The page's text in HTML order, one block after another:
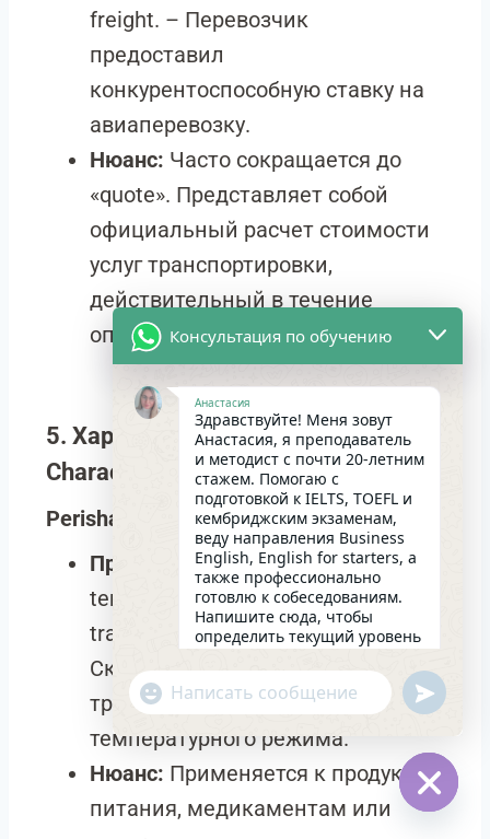
freight. – Перевозчик
предоставил
конкурентоспособную ставку на
авиаперевозку.
Нюанс: Часто сокращается до
«quote». Представляет собой
официальный расчет стоимости
услуг транспортировки,
действительный в течение
определенного времени.
5. Характеристики груза (Cargo
Characteristics)
Perishable
(Скоропортящийся)
Пример:
Perishable goods require
temperature-controlled
transportation. –
Скоропортящиеся грузы требуют
транспортировки с соблюдением
температурного режима.
Нюанс: Применяется к продуктам
питания, медикаментам или
Консультация по обучению
Анастасия
Здравствуйте! Меня зовут
Анастасия, я преподаватель
и методист с почти 20-летним
стажем. Помогаю с
подготовкой к IELTS, TOEFL и
кембриджским экзаменам,
веду направления Business
English, English for starters, а
также профессионально
готовлю к собеседованиям.
Напишите сюда, чтобы
определить текущий уровень
английского и составить
индивидуальный план
занятий. Какова главная цель
в изучении языка на
сегодняшний день?
22:52
"+chaty_settings.lang.emoji_picker+"
WhatsApp
Message